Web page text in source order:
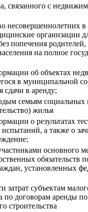
связанного с
несовершеннолетних в
организации
попечения
на полное
об объектах
в муниципальной
сдачи в аренду;
семьям социальных
жилья
о результатах
а также о
основного
обязательств
установленных
затрат субъектам
по договорам аренды
строительства